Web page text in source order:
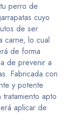
perro de
cuyo
de ser
carne, lo cual
de forma
de prevenir a
Fabricada con
y potente
apto
aplicar de